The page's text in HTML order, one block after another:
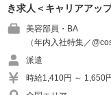
き求人＜キャリアアッ
美容部員・BA
（年内入社特集／
派遣
時給1,410円 ～ 1,650